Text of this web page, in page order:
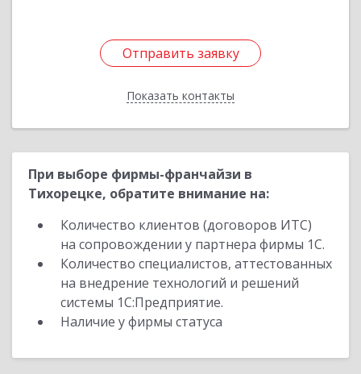
Отправить заявку
Показать контакты
Отправить заявку
Назад
При выборе фирмы-франчайзи в
Тихорецке, обратите внимание на:
Количество клиентов (договоров ИТС)
на сопровождении у партнера фирмы 1С.
Количество специалистов, аттестованных
на внедрение технологий и решений
системы 1С:Предприятие.
Наличие у фирмы статуса